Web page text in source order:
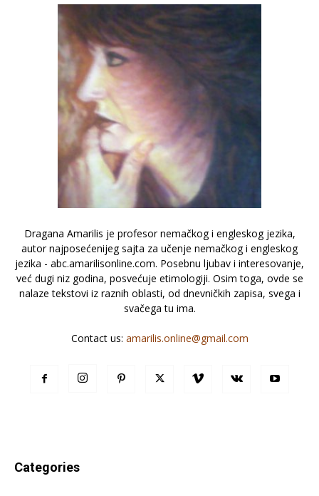
Dragana Amarilis je profesor nemačkog i engleskog jezika,
autor najposećenijeg sajta za učenje nemačkog i engleskog
jezika - abc.amarilisonline.com. Posebnu ljubav i interesovanje,
već dugi niz godina, posvećuje etimologiji. Osim toga, ovde se
nalaze tekstovi iz raznih oblasti, od dnevničkih zapisa, svega i
svačega tu ima.
Contact us: amarilis.online@gmail.com
Categories